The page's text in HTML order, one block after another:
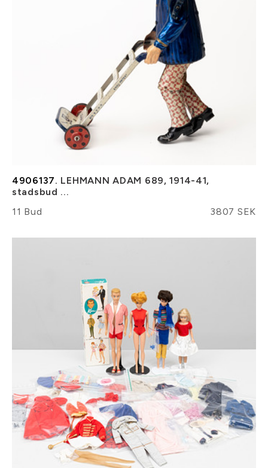
4906137. LEHMANN ADAM 689, 1914-41,
stadsbud ...
11 Bud
3807 SEK